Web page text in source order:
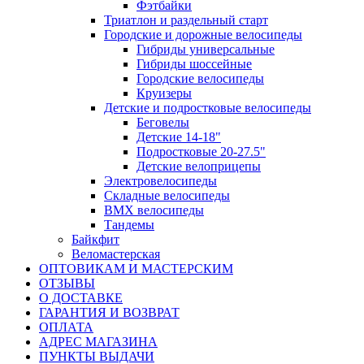
Фэтбайки
Триатлон и раздельный старт
Городские и дорожные велосипеды
Гибриды универсальные
Гибриды шоссейные
Городские велосипеды
Круизеры
Детские и подростковые велосипеды
Беговелы
Детские 14-18"
Подростковые 20-27.5"
Детские велоприцепы
Электровелосипеды
Складные велосипеды
BMX велосипеды
Тандемы
Байкфит
Веломастерская
ОПТОВИКАМ И МАСТЕРСКИМ
ОТЗЫВЫ
О ДОСТАВКЕ
ГАРАНТИЯ И ВОЗВРАТ
ОПЛАТА
АДРЕС МАГАЗИНА
ПУНКТЫ ВЫДАЧИ